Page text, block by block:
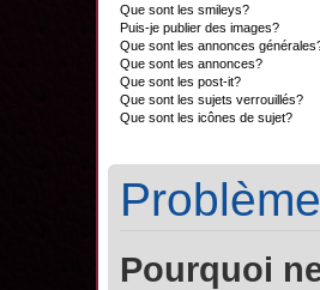
Que sont les smileys?
Puis-je publier des images?
Que sont les annonces
Que sont les annonces?
Que sont les post-it?
Que sont les sujets verrouillés?
Que sont les icônes de sujet?
Pourquoi